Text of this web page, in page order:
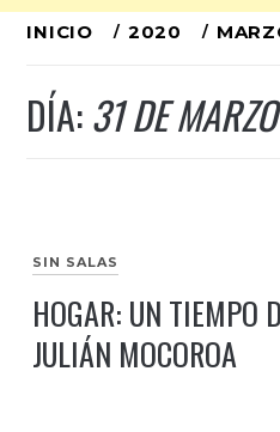
Ir
contenido
INICIO 2020
DÍA:31 DE
SIN SALAS
HOGAR: UN TIEMPO
JULIÁN MOCOROA